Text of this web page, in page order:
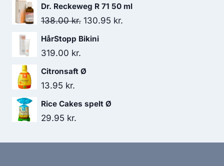
Dr. Reckeweg R 71 50 ml
138.00kr. Den
oprindelige
130.95 kr.
HårStopp Bikini
319.00 kr.
Citronsaft Ø
13.95 kr.
Rice Cakes spelt Ø
29.95 kr.